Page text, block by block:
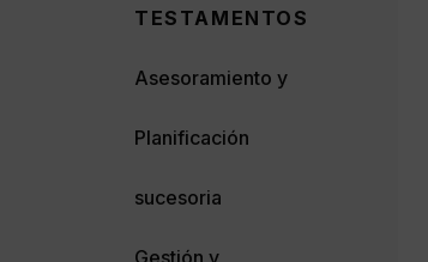
TESTAMENTOS
Asesoramiento y
Planificación
sucesoria
Gestión y